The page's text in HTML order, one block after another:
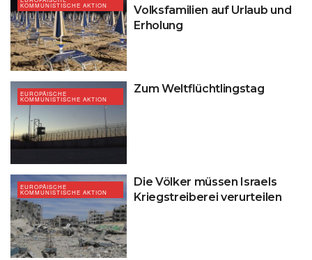
KOMMUNISTISCHE AKTION
Volksfamilien auf Urlaub und
Erholung
EUROPÄISCHE
KOMMUNISTISCHE AKTION
Zum Weltflüchtlingstag
EUROPÄISCHE
KOMMUNISTISCHE AKTION
Die Völker müssen Israels
Kriegstreiberei verurteilen